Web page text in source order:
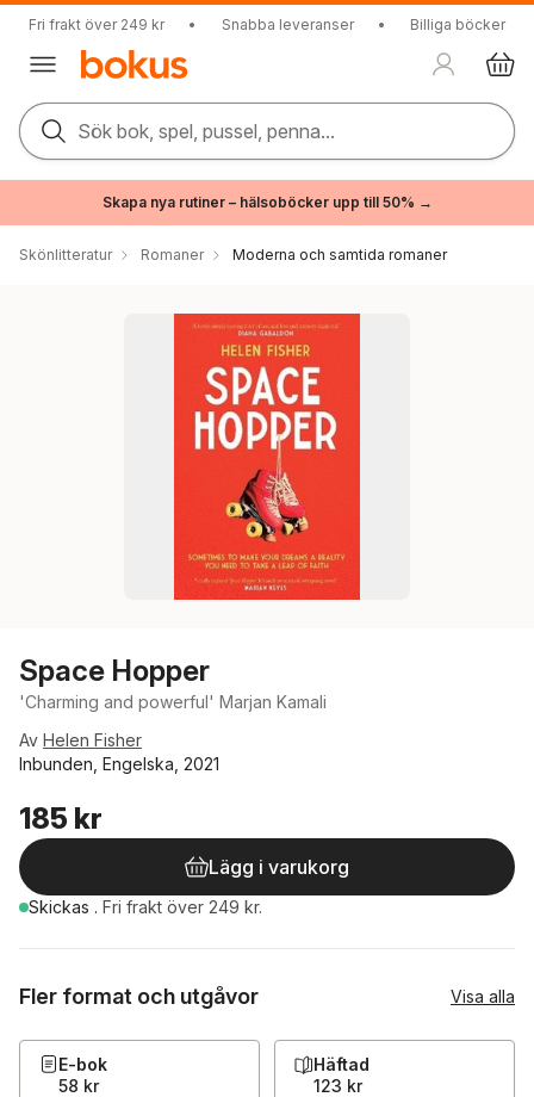
Fri frakt över 249 kr • Snabba leveranser • Billiga böcker
Sök bok, spel, pussel, penna...
Skapa nya rutiner – hälsoböcker upp till 50% →
Skönlitteratur Romaner Moderna och samtida romaner
Space Hopper
'Charming and powerful' Marjan Kamali
Av Helen Fisher
Inbunden, Engelska, 2021
185 kr
Lägg i varukorg
Skickas . Fri frakt över 249 kr.
Fler format och utgåvor Visa alla
E-bok
58 kr
Häftad
123 kr